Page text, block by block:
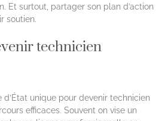
Et surtout, partager son plan d’action
soutien.
technicien
d’État unique pour devenir technicien
efficaces. Souvent on vise un